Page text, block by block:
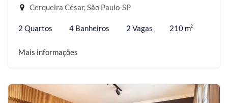
Cerqueira César, São Paulo-SP
2 Quartos 4 Banheiros 2 Vagas 210 m²
Mais informações